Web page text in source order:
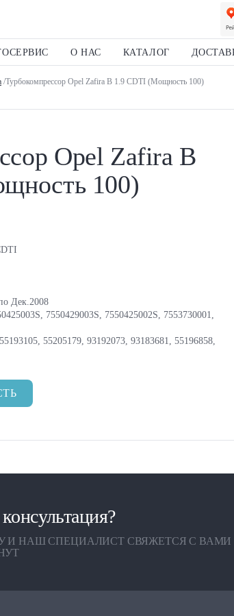
О НАС КАТАЛОГ
/Турбокомпрессор Opel Zafira B 1.9 CDTI (Мощность 100)
Opel Zafira B
100)
Дек.2008
7550429003S, 7550425002S, 7553730001,
55205179, 93192073, 93183681, 55196858,
И НАШ СПЕЦИАЛИСТ СВЯЖЕТСЯ С ВАМИ